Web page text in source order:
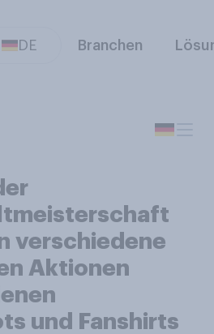
DE Branchen
verschiedene
Aktionen
und Fanshirts